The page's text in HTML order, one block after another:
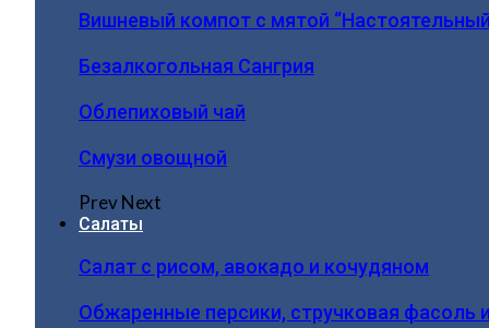
Вишневый компот с мятой
Безалкогольная Сангрия
Облепиховый чай
Смузи овощной
PrevNext
Салаты
Салат с рисом, авокадо и кочудяном
Обжаренные персики, стручковая фасоль